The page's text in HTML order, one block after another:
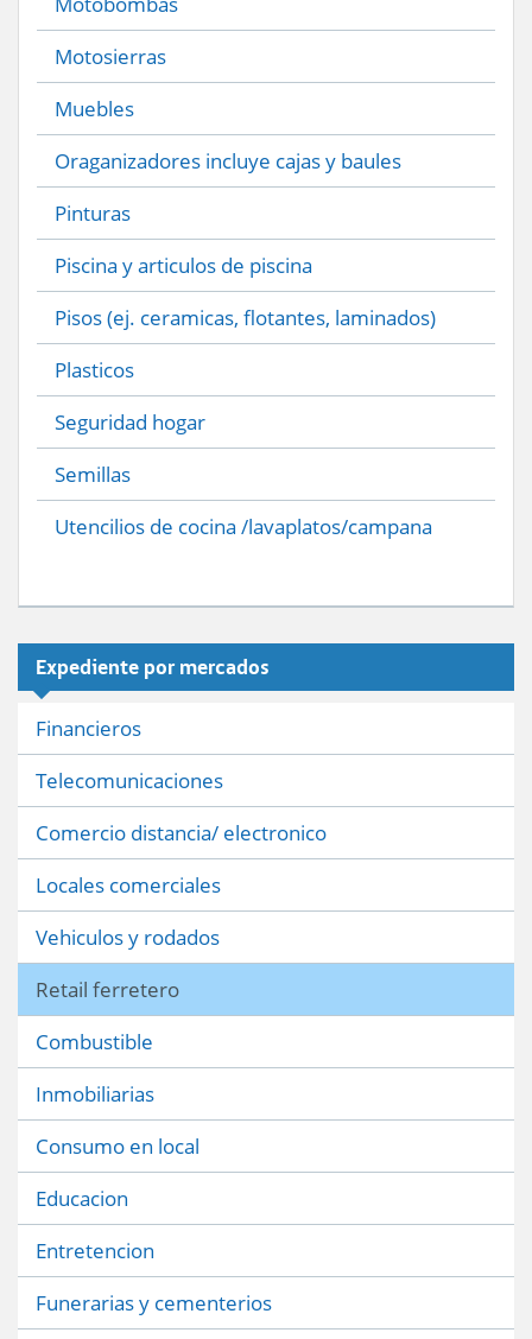
Motosierras
Muebles
Oraganizadores incluye cajas y baules
Pinturas
Piscina y articulos de piscina
Pisos (ej. ceramicas, flotantes, laminados)
Plasticos
Seguridad hogar
Semillas
Utencilios de cocina /lavaplatos/campana
Expediente por mercados
Financieros
Telecomunicaciones
Comercio distancia/ electronico
Locales comerciales
Vehiculos y rodados
Retail ferretero
Combustible
Inmobiliarias
Consumo en local
Educacion
Entretencion
Funerarias y cementerios